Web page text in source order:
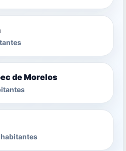
de Morelos
habitantes